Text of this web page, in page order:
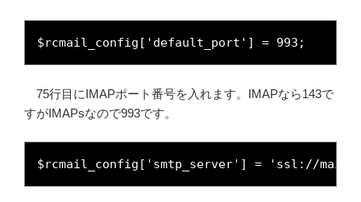
$rcmail_config['default_port'] = 993;
75行目にIMAPポート番号を入れます。IMAPなら143で
すがIMAPsなので993です。
$rcmail_config['smtp_server'] = 'ssl://